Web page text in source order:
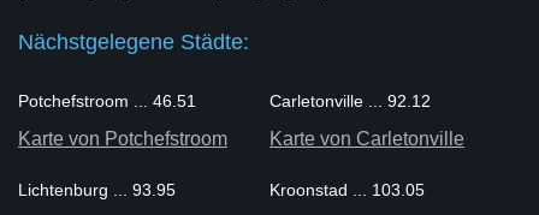
Nächstgelegene Städte:
Potchefstroom ... 46.51
Karte von Potchefstroom
Carletonville ... 92.12
Karte von Carletonville
Lichtenburg ... 93.95 Kroonstad ... 103.05